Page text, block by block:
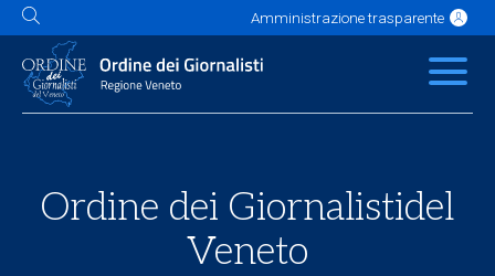
Amministrazione trasparente
L'Ordine News Servizi Albo
Contatti Link utili
Ordine dei Giornalistidel
Veneto